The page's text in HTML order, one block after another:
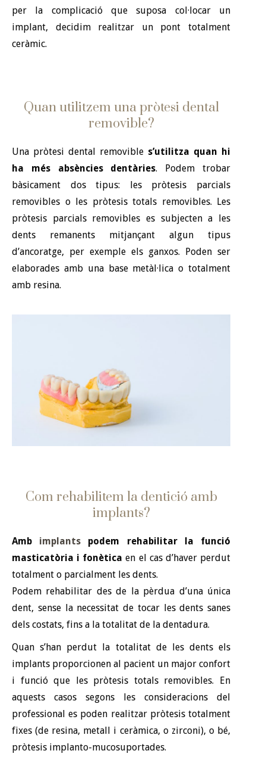
per la complicació que suposa col·locar un
implant, decidim realitzar un pont totalment
ceràmic.
Quan utilitzem una pròtesi dental
removible?
Una pròtesi dental removible s’utilitza quan hi
ha més absències dentàries. Podem trobar
bàsicament dos tipus: les pròtesis parcials
removibles o les pròtesis totals removibles. Les
pròtesis parcials removibles es subjecten a les
dents remanents mitjançant algun tipus
d’ancoratge, per exemple els ganxos. Poden ser
elaborades amb una base metàl·lica o totalment
amb resina.
Com rehabilitem la dentició amb
implants?
Amb implants podem rehabilitar la funció
masticatòria i fonètica en el cas d’haver perdut
totalment o parcialment les dents.
Podem rehabilitar des de la pèrdua d’una única
dent, sense la necessitat de tocar les dents sanes
dels costats, fins a la totalitat de la dentadura.
Quan s’han perdut la totalitat de les dents els
implants proporcionen al pacient un major confort
i funció que les pròtesis totals removibles. En
aquests casos segons les consideracions del
professional es poden realitzar pròtesis totalment
fixes (de resina, metall i ceràmica, o zirconi), o bé,
pròtesis implanto-mucosuportades.